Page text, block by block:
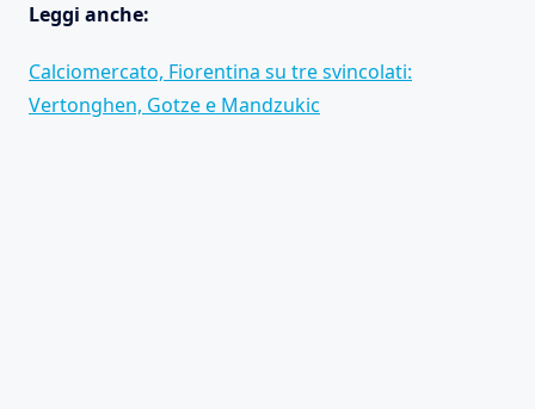
Leggi anche:
Calciomercato, Fiorentina su tre svincolati:
Vertonghen, Gotze e Mandzukic